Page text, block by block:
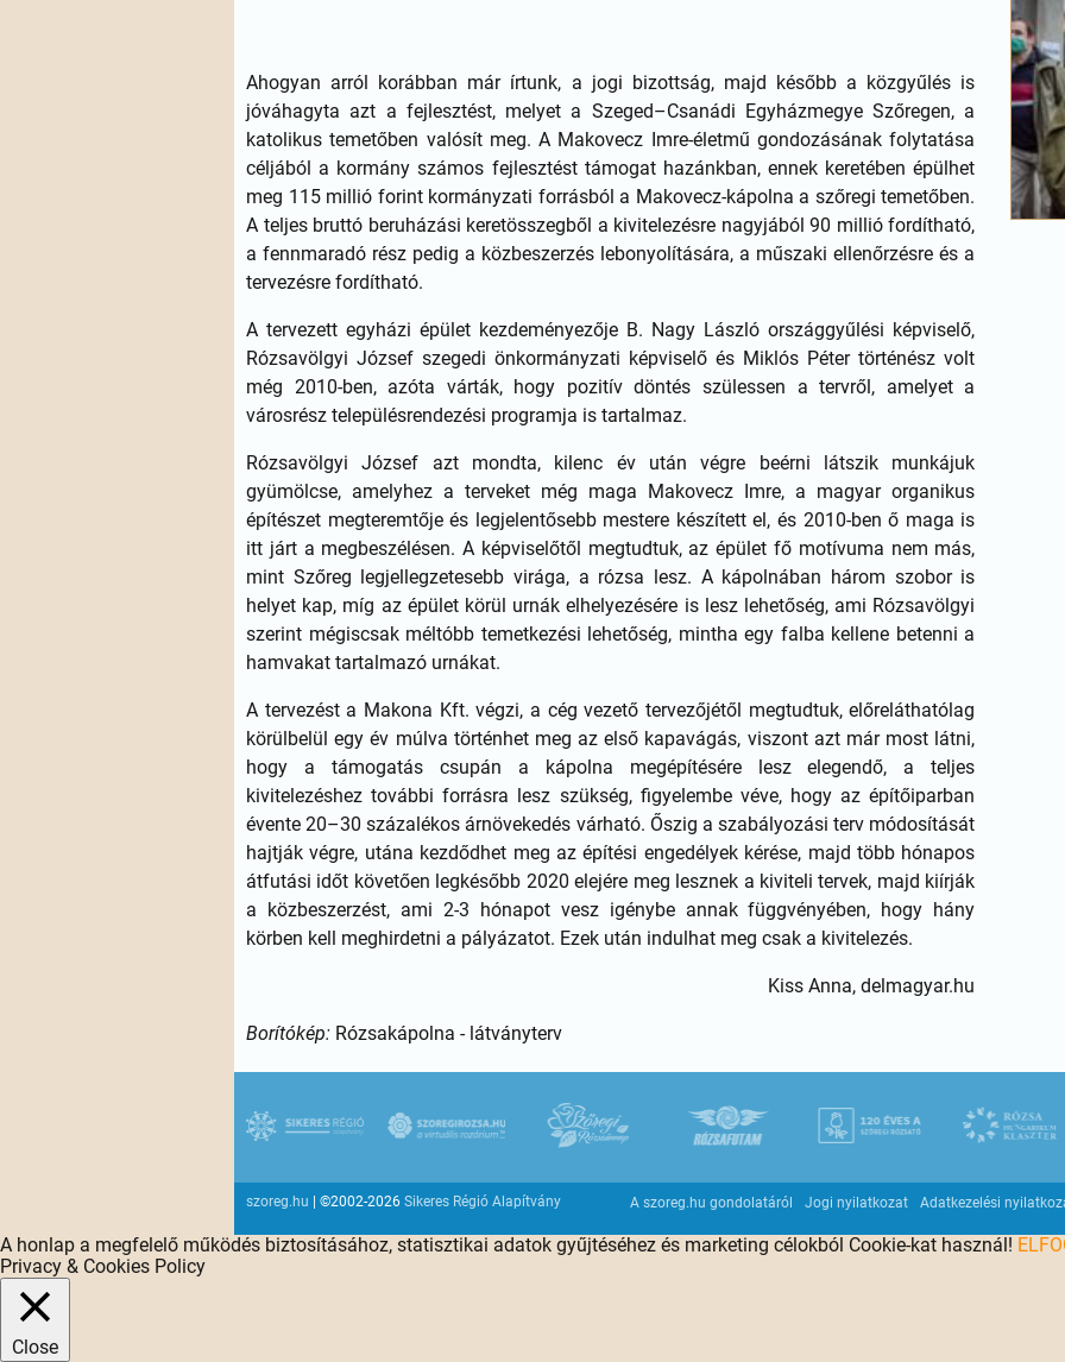
Ahogyan arról korábban már írtunk, a jogi bizottság, majd később a közgyűlés is
jóváhagyta azt a fejlesztést, melyet a Szeged–Csanádi Egyházmegye Szőregen, a
katolikus temetőben valósít meg. A Makovecz Imre-életmű gondozásának folytatása
céljából a kormány számos fejlesztést támogat hazánkban, ennek keretében épülhet
meg 115 millió forint kormányzati forrásból a Makovecz-kápolna a szőregi temetőben.
A teljes bruttó beruházási keretösszegből a kivitelezésre nagyjából 90 millió fordítható,
a fennmaradó rész pedig a közbeszerzés lebonyolítására, a műszaki ellenőrzésre és a
tervezésre fordítható.
A tervezett egyházi épület kezdeményezője B. Nagy László országgyűlési képviselő,
Rózsavölgyi József szegedi önkormányzati képviselő és Miklós Péter történész volt
még 2010-ben, azóta várták, hogy pozitív döntés szülessen a tervről, amelyet a
városrész településrendezési programja is tartalmaz.
Rózsavölgyi József azt mondta, kilenc év után végre beérni látszik munkájuk
gyümölcse, amelyhez a terveket még maga Makovecz Imre, a magyar organikus
építészet megteremtője és legjelentősebb mestere készített el, és 2010-ben ő maga is
itt járt a megbeszélésen. A képviselőtől megtudtuk, az épület fő motívuma nem más,
mint Szőreg legjellegzetesebb virága, a rózsa lesz. A kápolnában három szobor is
helyet kap, míg az épület körül urnák elhelyezésére is lesz lehetőség, ami Rózsavölgyi
szerint mégiscsak méltóbb temetkezési lehetőség, mintha egy falba kellene betenni a
hamvakat tartalmazó urnákat.
A tervezést a Makona Kft. végzi, a cég vezető tervezőjétől megtudtuk, előreláthatólag
körülbelül egy év múlva történhet meg az első kapavágás, viszont azt már most látni,
hogy a támogatás csupán a kápolna megépítésére lesz elegendő, a teljes
kivitelezéshez további forrásra lesz szükség, figyelembe véve, hogy az építőiparban
évente 20–30 százalékos árnövekedés várható. Őszig a szabályozási terv módosítását
hajtják végre, utána kezdődhet meg az építési engedélyek kérése, majd több hónapos
átfutási időt követően legkésőbb 2020 elejére meg lesznek a kiviteli tervek, majd kiírják
a közbeszerzést, ami 2-3 hónapot vesz igénybe annak függvényében, hogy hány
körben kell meghirdetni a pályázatot. Ezek után indulhat meg csak a kivitelezés.
Kiss Anna, delmagyar.hu
Borítókép: Rózsakápolna - látványterv
szoreg.hu | ©2002-2026 Sikeres Régió Alapítvány A szoreg.hu gondolatáról Jogi nyilatkozat Adatkezelési
A honlap a megfelelő működés biztosításához, statisztikai adatok gyűjtéséhez és marketing célokból Cookie-kat használ!
Privacy & Cookies Policy
Close